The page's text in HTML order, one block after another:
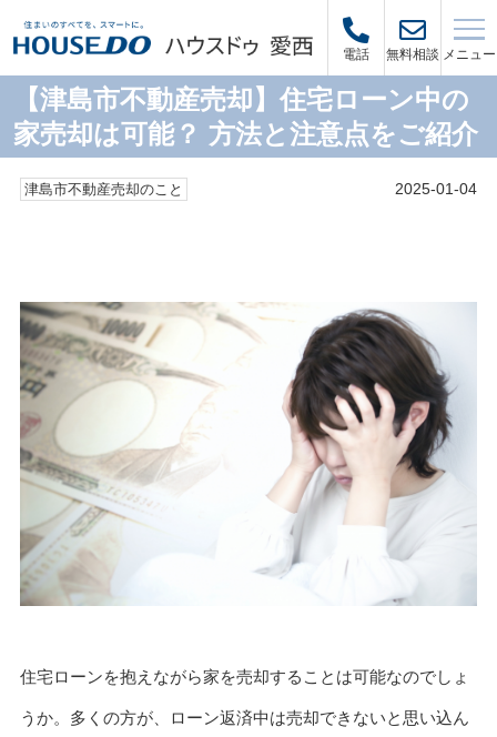
電話 無料相談 メニュー
【津島市不動産売却】住宅ローン中の
家売却は可能？ 方法と注意点をご紹介
津島市不動産売却のこと 2025-01-04
住宅ローンを抱えながら家を売却することは可能なのでしょ
うか。多くの方が、ローン返済中は売却できないと思い込ん